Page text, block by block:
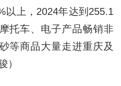
以上，2024年达到255.1
托车、电子产品畅销非
等商品大量走进重庆及
）